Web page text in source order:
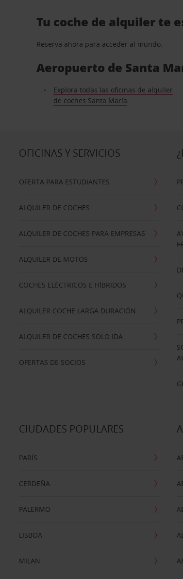
Tu coche de alquiler te
Reserva ahora para acceder al mundo.
Aeropuerto de Santa
Explora todas las oficinas de alquiler
de coches Santa María
OFICINAS Y SERVICIOS
OFERTA PARA ESTUDIANTES
ALQUILER DE COCHES
ALQUILER DE COCHES PARA EMPRESAS
ALQUILER DE MOTOS
COCHES ELÉCTRICOS E HÍBRIDOS
ALQUILER COCHE LARGA DURACIÓN
ALQUILER DE COCHES SOLO IDA
OFERTAS DE SOCIOS
CIUDADES POPULARES
PARÍS
CERDEÑA
PALERMO
LISBOA
MILAN